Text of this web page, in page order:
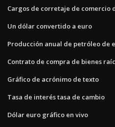
Cargos de corretaje de comercio
Un dólar convertido a euro
Producción anual de petróleo de
Contrato de compra de bienes
Gráfico de acrónimo de texto
Tasa de interés tasa de cambio
Dólar euro gráfico en vivo